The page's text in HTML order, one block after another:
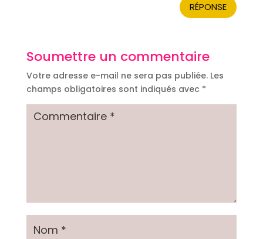
RÉPONSE
Soumettre un commentaire
Votre adresse e-mail ne sera pas publiée. Les
champs obligatoires sont indiqués avec *